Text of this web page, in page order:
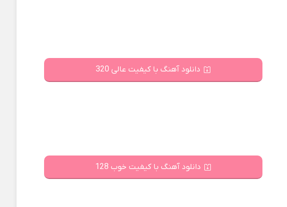
دانلود آهنگ با کیفیت عالی 320
دانلود آهنگ با کیفیت خوب 128